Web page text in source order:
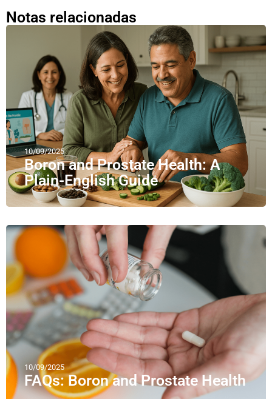
Notas relacionadas
10/09/2025
Boron and Prostate Health: A
Plain-English Guide
10/09/2025
FAQs: Boron and Prostate Health